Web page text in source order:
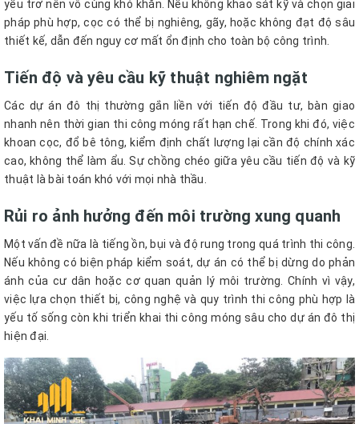
yếu trở nên vô cùng khó khăn. Nếu không khảo sát kỹ và chọn giải
pháp phù hợp, cọc có thể bị nghiêng, gãy, hoặc không đạt độ sâu
thiết kế, dẫn đến nguy cơ mất ổn định cho toàn bộ công trình.
Tiến độ và yêu cầu kỹ thuật nghiêm ngặt
Các dự án đô thị thường gắn liền với tiến độ đầu tư, bàn giao
nhanh nên thời gian thi công móng rất hạn chế. Trong khi đó, việc
khoan cọc, đổ bê tông, kiểm định chất lượng lại cần độ chính xác
cao, không thể làm ẩu. Sự chồng chéo giữa yêu cầu tiến độ và kỹ
thuật là bài toán khó với mọi nhà thầu.
Rủi ro ảnh hưởng đến môi trường xung quanh
Một vấn đề nữa là tiếng ồn, bụi và độ rung trong quá trình thi công.
Nếu không có biện pháp kiểm soát, dự án có thể bị dừng do phản
ánh của cư dân hoặc cơ quan quản lý môi trường. Chính vì vậy,
việc lựa chọn thiết bị, công nghệ và quy trình thi công phù hợp là
yếu tố sống còn khi triển khai thi công móng sâu cho dự án đô thị
hiện đại.